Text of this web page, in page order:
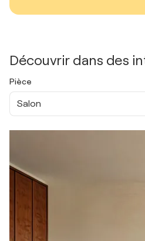
Découvrir dans des
Pièce
Salon